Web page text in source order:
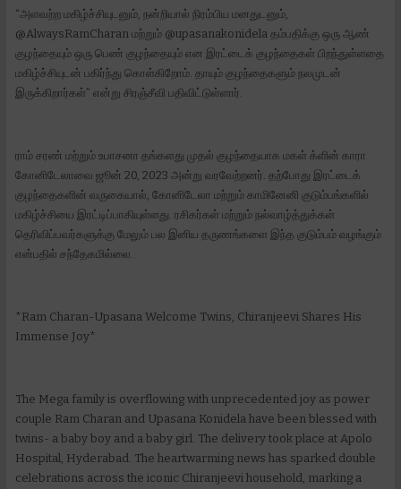
“அளவற்ற மகிழ்ச்சியுடனும், நன்றியால் நிரம்பிய மனதுடனும்,
@AlwaysRamCharan மற்றும் @upasanakonidela தம்பதிக்கு ஒரு ஆண்
குழந்தையும் ஒரு பெண் குழந்தையும் என இரட்டைக் குழந்தைகள் பிறந்துள்ளதை
மகிழ்ச்சியுடன் பகிர்ந்து கொள்கிறோம். தாயும் குழந்தைகளும் நலமுடன்
இருக்கிறார்கள்” என்று சிரஞ்சீவி பதிவிட்டுள்ளார்.
ராம் சரண் மற்றும் உபாசனா தங்களது முதல் குழந்தையாக மகள் க்ளின் காரா
கோனிடேலாவை ஜூன் 20, 2023 அன்று வரவேற்றனர். தற்போது இரட்டைக்
குழந்தைகளின் வருகையால், கோனிடேலா மற்றும் காமினேனி குடும்பங்களில்
மகிழ்ச்சியை இரட்டிப்பாகியுள்ளது. ரசிகர்கள் மற்றும் நல்வாழ்த்துக்கள்
தெரிவிப்பவர்களுக்கு மேலும் பல இனிய தருணங்களை இந்த குடும்பம் வழங்கும்
என்பதில் சந்தேகமில்லை.
*Ram Charan-Upasana Welcome Twins, Chiranjeevi Shares His
Immense Joy*
The Mega family is overflowing with unprecedented joy as power
couple Ram Charan and Upasana Konidela have been blessed with
twins- a baby boy and a baby girl. The delivery took place at Apolo
Hospital, Hyderabad. The heartwarming news has sparked double
celebrations across the iconic Chiranjeevi household, marking a